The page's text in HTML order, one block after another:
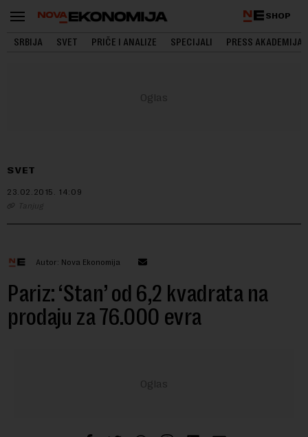
SHOP
SRBIJA SVET PRIČE I ANALIZE SPECIJALI PRESS AKADEMIJA
SVET
23.02.2015. 14:09
Tanjug
Autor: Nova Ekonomija
Pariz: ‘Stan’ od 6,2 kvadrata na
prodaju za 76.000 evra